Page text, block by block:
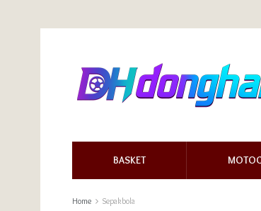
BASKET
Home Sepakbola